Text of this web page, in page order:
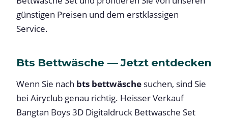
günstigen Preisen und dem erstklassigen
Service.
Bts Bettwäsche — Jetzt entdecken
Wenn Sie nach bts bettwäsche suchen, sind Sie
bei Airyclub genau richtig. Heisser Verkauf
Bangtan Boys 3D Digitaldruck Bettwasche Set